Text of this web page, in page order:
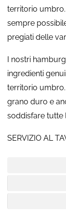
territorio
sempre
pregiati delle
I nostri
ingredienti
territorio
grano duro e
soddisfare tutte
SERVIZIO AL